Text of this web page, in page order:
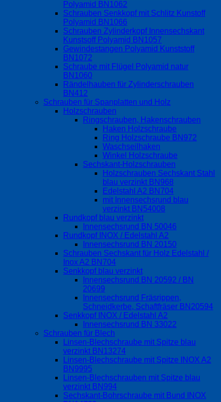
Polyamid BN1062
Schrauben Senkkopf mit Schlitz Kunstoff
Polyamid BN1066
Schrauben Zylinderkopf Innensechskant
Kunstsoff Polyamid BN1057
Gewindestangen Polyamid Kunststoff
BN1072
Schraube mit Flügel Polyamid natur
BN1060
Rändelhauben für Zylinderschrauben
BN412
Schrauben für Spanplatten und Holz
Holzschrauben
Ringschrauben, Hakenschrauben
Haken Holzschraube
Ring Holzschraube BN972
Waschseilhaken
Winkel Holzschraube
Sechskant-Holzschrauben
Holzschrauben Sechskant Stahl
blau verzinkt BN968
Edelstahl A2 BN704
mit Innensechsrund blau
verzinkt BN54008
Rundkopf blau verzinkt
Innensechsrund BN 50046
Rundkopf INOX / Edelstahl A2
Innensechsrund BN 20150
Schrauben Sechskant für Holz Edelstahl /
Inox A2 BN704
Senkkopf blau verzinkt
Innensechsrund BN 20592 / BN
20699
Innensechsrund Fräsrippen,
Schneidkerbe, Schaftfräser BN20594
Senkkopf INOX / Edelstahl A2
Innensechsrund BN 33022
Schrauben für Blech
Linsen-Blechschraube mit Spitze blau
verzinkt BN13274
Linsen-Blechschraube mit Spitze INOX A2
BN9995
Linsen-Blechschrauben mit Spitze blau
verzinkt BN994
Sechskant-Bohrschraube mit Bund INOX